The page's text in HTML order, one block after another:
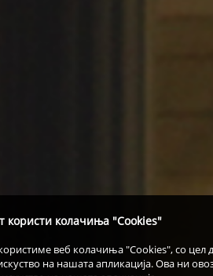
користи колачиња "Cookies"
веб колачиња "Cookies", со
на нашата апликација. Ова ни